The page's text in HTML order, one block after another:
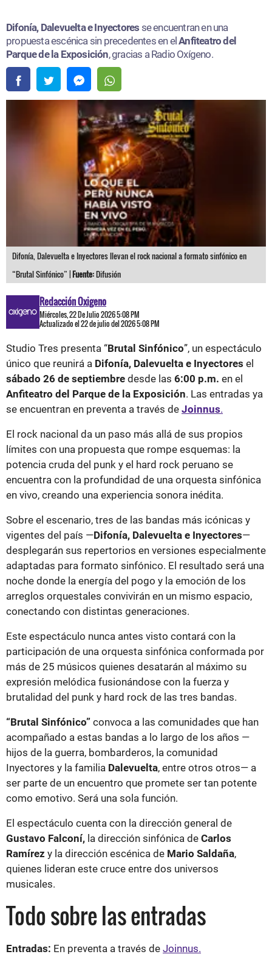
Difonía, Dalevuelta e Inyectores se encuentran en una
propuesta escénica sin precedentes en elAnfiteatro del
Parque de la Exposición, gracias a Radio Oxígeno.
Difonía, Dalevuelta e Inyectores llevan el rock nacional a formato sinfónico en
“Brutal Sinfónico” |Fuente:Difusión
Redacción Oxigeno
Miércoles, 22 De Julio 2026 5:08 PM
Actualizado el 22 de julio del 2026 5:08 PM
Studio Tres presenta “Brutal Sinfónico”, un espectáculo
único que reunirá a Difonía, Dalevuelta e Inyectores el
sábado 26 de septiembre desde las 6:00 p.m. en el
Anfiteatro del Parque de la Exposición. Las entradas ya
se encuentran en preventa a través de Joinnus.
El rock nacional da un paso más allá de sus propios
límites con una propuesta que rompe esquemas: la
potencia cruda del punk y el hard rock peruano se
encuentra con la profundidad de una orquesta sinfónica
en vivo, creando una experiencia sonora inédita.
Sobre el escenario, tres de las bandas más icónicas y
vigentes del país —Difonía, Dalevuelta e Inyectores—
desplegarán sus repertorios en versiones especialmente
adaptadas para formato sinfónico. El resultado será una
noche donde la energía del pogo y la emoción de los
arreglos orquestales convivirán en un mismo espacio,
conectando con distintas generaciones.
Este espectáculo nunca antes visto contará con la
participación de una orquesta sinfónica conformada por
más de 25 músicos quienes desatarán al máximo su
expresión melódica fusionándose con la fuerza y
brutalidad del punk y hard rock de las tres bandas.
“Brutal Sinfónico” convoca a las comunidades que han
acompañado a estas bandas a lo largo de los años —
hijos de la guerra, bombarderos, la comunidad
Inyectores y la familia Dalevuelta, entre otros otros— a
ser parte de un encuentro que promete ser tan potente
como emotivo. Será una sola función.
El espectáculo cuenta con la dirección general de
Gustavo Falconí, la dirección sinfónica de Carlos
Ramírez y la dirección escénica de Mario Saldaña,
quienes lideran este cruce entre dos universos
musicales.
Todo sobre las entradas
Entradas: En preventa a través de Joinnus.